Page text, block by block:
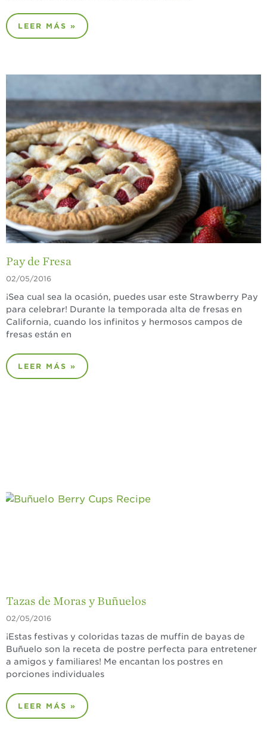
LEER MÁS »
Pay de Fresa
02/05/2016
¡Sea cual sea la ocasión, puedes usar este Strawberry Pay
para celebrar! Durante la temporada alta de fresas en
California, cuando los infinitos y hermosos campos de
fresas están en
LEER MÁS »
Tazas de Moras y Buñuelos
02/05/2016
¡Estas festivas y coloridas tazas de muffin de bayas de
Buñuelo son la receta de postre perfecta para entretener
a amigos y familiares! Me encantan los postres en
porciones individuales
LEER MÁS »